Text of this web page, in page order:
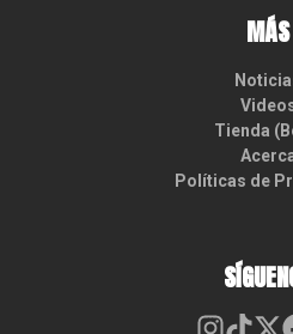
MÁS
Tienda
Políticas de